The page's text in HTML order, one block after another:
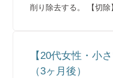
削り除去する。 【切
【20代女性・小
（3ヶ月後）